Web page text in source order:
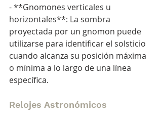
- **Gnomones verticales u
horizontales**: La sombra
proyectada por un gnomon puede
utilizarse para identificar el solsticio
cuando alcanza su posición máxima
o mínima a lo largo de una línea
específica.
Relojes Astronómicos